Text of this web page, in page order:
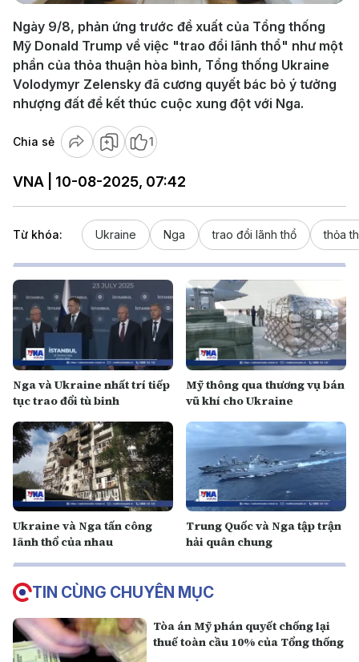
Ngày 9/8, phản ứng trước đề xuất của Tổng thống
Mỹ Donald Trump về việc "trao đổi lãnh thổ" như một
phần của thỏa thuận hòa bình, Tổng thống Ukraine
Volodymyr Zelensky đã cương quyết bác bỏ ý tưởng
nhượng đất để kết thúc cuộc xung đột với Nga.
Chia sẻ 1
VNA | 10-08-2025, 07:42
Từ khóa: Ukraine Nga trao đổi lãnh thổ thỏa
Nga và Ukraine nhất trí tiếp
tục trao đổi tù binh
Mỹ thông qua thương vụ bán
vũ khí cho Ukraine
Ukraine và Nga tấn công
lãnh thổ của nhau
Trung Quốc và Nga tập trận
hải quân chung
TIN CÙNG CHUYÊN MỤC
Tòa án Mỹ phán quyết chống lại
thuế toàn cầu 10% của Tổng thống